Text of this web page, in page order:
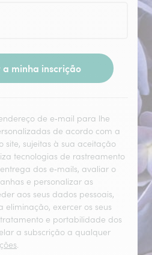
minha inscrição
de e‑mail para lhe
de acordo com a
site, sujeitas à sua aceitação
tecnologias de rastreamento
dos e‑mails, avaliar o
e personalizar as
aos seus dados pessoais,
eliminação, exercer os seus
e portabilidade dos
a subscrição a qualquer
.